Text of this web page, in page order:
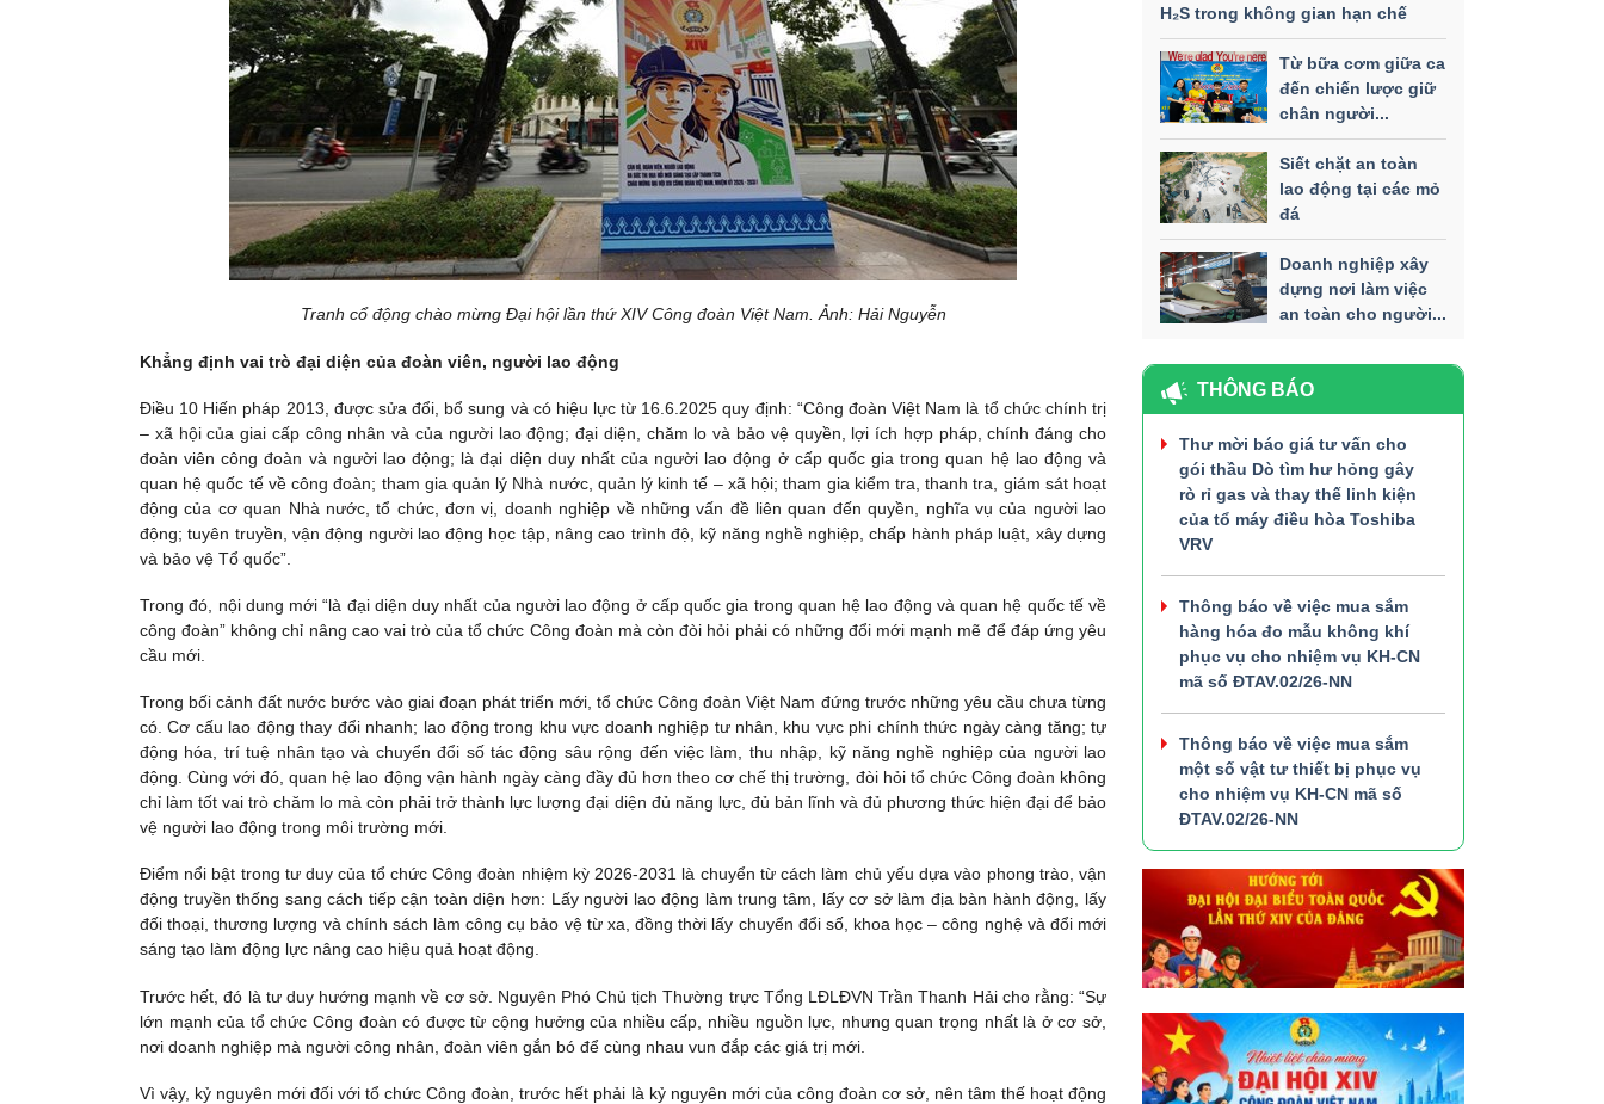
Tranh cổ động chào mừng Đại hội lần thứ XIV Công đoàn Việt Nam. Ảnh: Hải Nguyễn
Khẳng định vai trò đại diện của đoàn viên, người lao động
Điều 10 Hiến pháp 2013, được sửa đổi, bổ sung và có hiệu lực từ 16.6.2025 quy định: “Công đoàn Việt Nam là tổ chức chính trị
– xã hội của giai cấp công nhân và của người lao động; đại diện, chăm lo và bảo vệ quyền, lợi ích hợp pháp, chính đáng cho
đoàn viên công đoàn và người lao động; là đại diện duy nhất của người lao động ở cấp quốc gia trong quan hệ lao động và
quan hệ quốc tế về công đoàn; tham gia quản lý Nhà nước, quản lý kinh tế – xã hội; tham gia kiểm tra, thanh tra, giám sát hoạt
động của cơ quan Nhà nước, tổ chức, đơn vị, doanh nghiệp về những vấn đề liên quan đến quyền, nghĩa vụ của người lao
động; tuyên truyền, vận động người lao động học tập, nâng cao trình độ, kỹ năng nghề nghiệp, chấp hành pháp luật, xây dựng
và bảo vệ Tổ quốc”.
Trong đó, nội dung mới “là đại diện duy nhất của người lao động ở cấp quốc gia trong quan hệ lao động và quan hệ quốc tế về
công đoàn” không chỉ nâng cao vai trò của tổ chức Công đoàn mà còn đòi hỏi phải có những đổi mới mạnh mẽ để đáp ứng yêu
cầu mới.
Trong bối cảnh đất nước bước vào giai đoạn phát triển mới, tổ chức Công đoàn Việt Nam đứng trước những yêu cầu chưa từng
có. Cơ cấu lao động thay đổi nhanh; lao động trong khu vực doanh nghiệp tư nhân, khu vực phi chính thức ngày càng tăng; tự
động hóa, trí tuệ nhân tạo và chuyển đổi số tác động sâu rộng đến việc làm, thu nhập, kỹ năng nghề nghiệp của người lao
động. Cùng với đó, quan hệ lao động vận hành ngày càng đầy đủ hơn theo cơ chế thị trường, đòi hỏi tổ chức Công đoàn không
chỉ làm tốt vai trò chăm lo mà còn phải trở thành lực lượng đại diện đủ năng lực, đủ bản lĩnh và đủ phương thức hiện đại để bảo
vệ người lao động trong môi trường mới.
Điểm nổi bật trong tư duy của tổ chức Công đoàn nhiệm kỳ 2026-2031 là chuyển từ cách làm chủ yếu dựa vào phong trào, vận
động truyền thống sang cách tiếp cận toàn diện hơn: Lấy người lao động làm trung tâm, lấy cơ sở làm địa bàn hành động, lấy
đối thoại, thương lượng và chính sách làm công cụ bảo vệ từ xa, đồng thời lấy chuyển đổi số, khoa học – công nghệ và đổi mới
sáng tạo làm động lực nâng cao hiệu quả hoạt động.
Trước hết, đó là tư duy hướng mạnh về cơ sở. Nguyên Phó Chủ tịch Thường trực Tổng LĐLĐVN Trần Thanh Hải cho rằng: “Sự
lớn mạnh của tổ chức Công đoàn có được từ cộng hưởng của nhiều cấp, nhiều nguồn lực, nhưng quan trọng nhất là ở cơ sở,
nơi doanh nghiệp mà người công nhân, đoàn viên gắn bó để cùng nhau vun đắp các giá trị mới.
Vì vậy, kỷ nguyên mới đối với tổ chức Công đoàn, trước hết phải là kỷ nguyên mới của công đoàn cơ sở, nên tâm thế hoạt động
H₂S trong không gian hạn chế
Từ bữa cơm giữa ca
đến chiến lược giữ
chân người...
Siết chặt an toàn
lao động tại các mỏ
đá
Doanh nghiệp xây
dựng nơi làm việc
an toàn cho người...
THÔNG BÁO
Thư mời báo giá tư vấn cho
gói thầu Dò tìm hư hỏng gây
rò rỉ gas và thay thế linh kiện
của tổ máy điều hòa Toshiba
VRV
Thông báo về việc mua sắm
hàng hóa đo mẫu không khí
phục vụ cho nhiệm vụ KH-CN
mã số ĐTAV.02/26-NN
Thông báo về việc mua sắm
một số vật tư thiết bị phục vụ
cho nhiệm vụ KH-CN mã số
ĐTAV.02/26-NN